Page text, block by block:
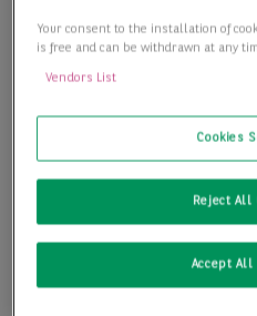
Your consent to the installation of
is free and can be withdrawn at any
Vendors List
Cookies
Reject All
Accept All